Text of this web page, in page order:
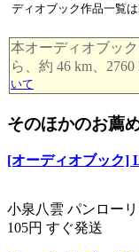
ディオブック作品一覧は
本オーディオブッ
ら、約 46 km、
いて
そのほかのお薦
[オーディオブック]
小泉八雲 パンロー
105円 すぐ発送